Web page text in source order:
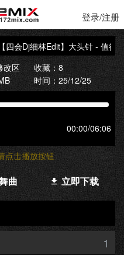
登录/注册
会Dj细林Edit】大头针 - 值得
改区
收藏：8
时间：25/12/25
00:00/06:06
点击播放按钮
曲 立即下载
1